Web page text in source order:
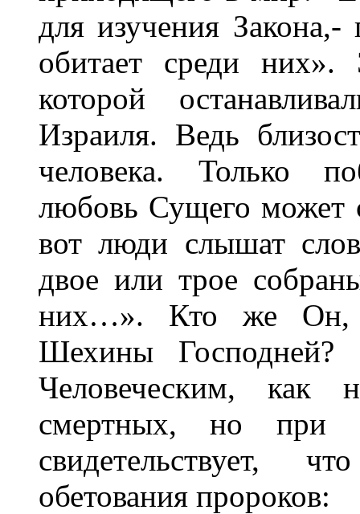
для изучения
обитает среди
которой
Израиля. Ведь
человека. Только
любовь Сущего может
вот люди слышат
двое или трое
них…». Кто же Он,
Шехины
Человеческим, как
смертных, но при
свидетельствует,
обетования пророков: